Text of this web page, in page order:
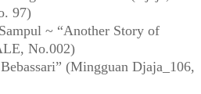
97)
~ “Another Story of
No.002)
(Mingguan Djaja_106,